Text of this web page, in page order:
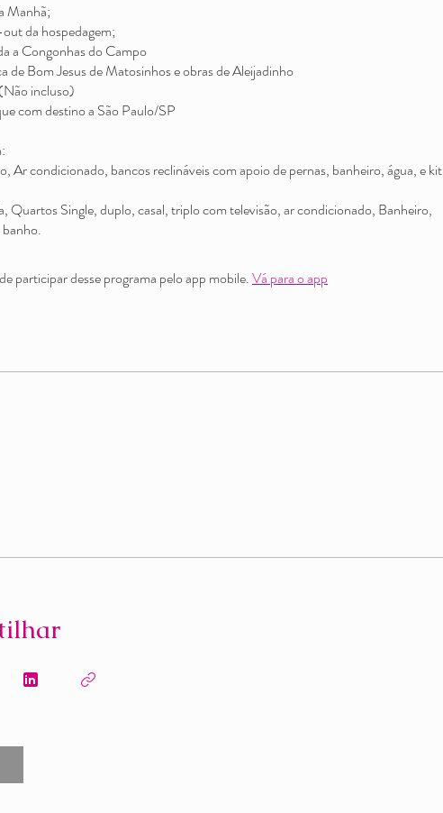
Manhã;
da hospedagem;
a Congonhas do Campo
de Bom Jesus de Matosinhos e obras de Aleijadinho
incluso)
com destino a São Paulo/SP
Ar condicionado, bancos reclináveis com apoio de pernas, banheiro, água, e kit
Quartos Single, duplo, casal, triplo com televisão, ar condicionado, Banheiro,
participar desse programa pelo app mobile.Vá para o app